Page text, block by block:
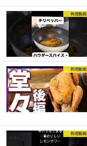
料理動画
料理動画
料理動画